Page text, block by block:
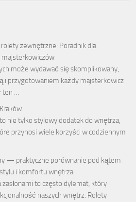
rolety zewnętrzne: Poradnik dla
majsterkowiczów
może wydawać się skomplikowany,
i przygotowaniem każdy majsterkowicz
ten …
nie tylko stylowy dodatek do wnętrza,
przynosi wiele korzyści w codziennym
— praktyczne porównanie pod kątem
i komfortu wnętrza
to często dylemat, który
naszych wnętrz. Rolety